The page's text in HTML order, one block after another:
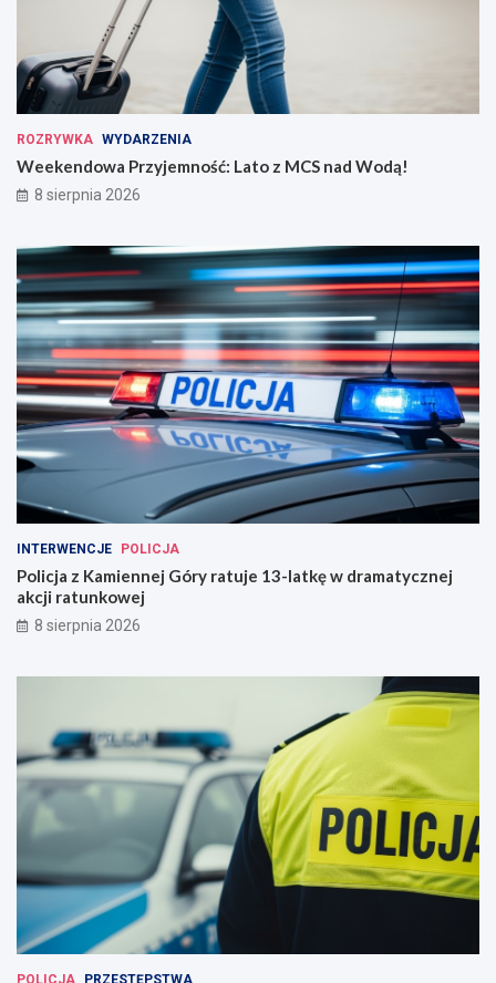
ROZRYWKA WYDARZENIA
Weekendowa Przyjemność: Lato z MCS nad Wodą!
8 sierpnia 2026
INTERWENCJE POLICJA
Policja z Kamiennej Góry ratuje 13-latkę w dramatycznej
akcji ratunkowej
8 sierpnia 2026
POLICJA PRZESTĘPSTWA